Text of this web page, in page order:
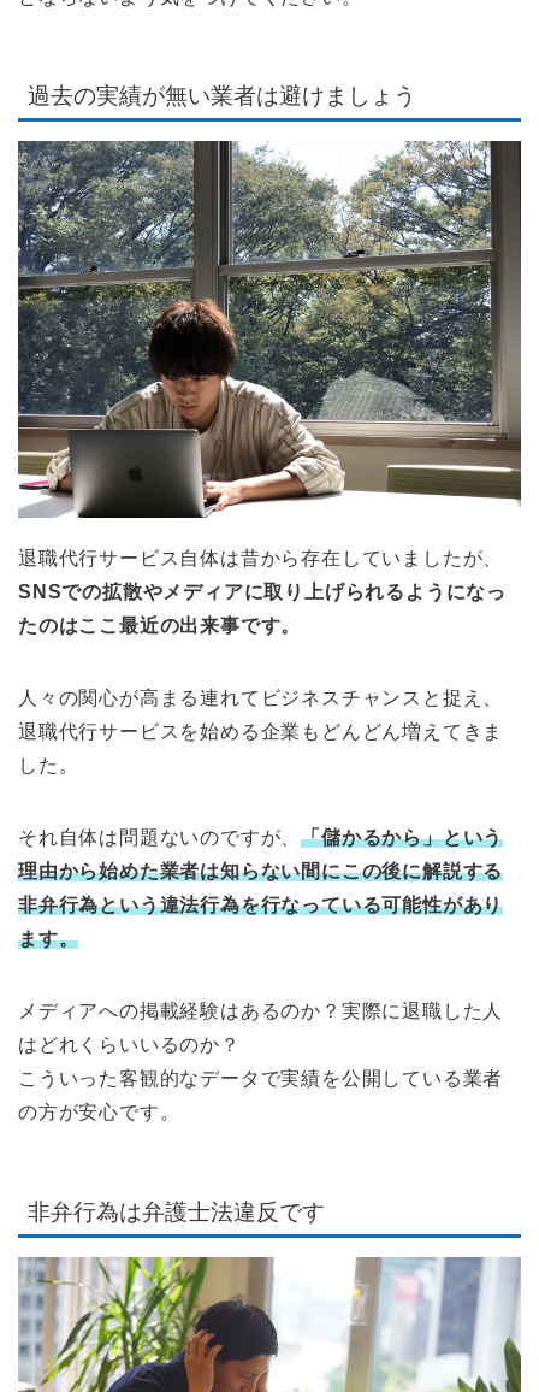
過去の実績が無い業者は避けましょう
退職代行サービス自体は昔から存在していましたが、
SNSでの拡散やメディアに取り上げられるようになっ
たのはここ最近の出来事です。
人々の関心が高まる連れてビジネスチャンスと捉え、
退職代行サービスを始める企業もどんどん増えてきま
した。
それ自体は問題ないのですが、「儲かるから」という
理由から始めた業者は知らない間にこの後に解説する
非弁行為という違法行為を行なっている可能性があり
ます。
メディアへの掲載経験はあるのか？実際に退職した人
はどれくらいいるのか？
こういった客観的なデータで実績を公開している業者
の方が安心です。
非弁行為は弁護士法違反です